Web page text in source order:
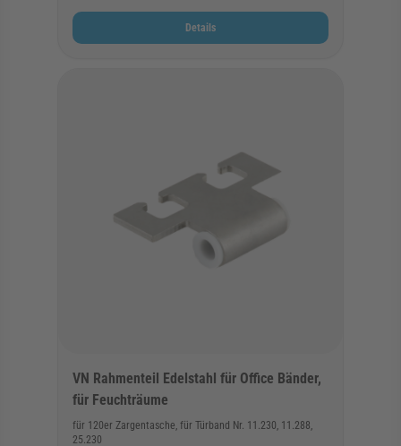
Details
VN Rahmenteil Edelstahl für Office Bänder,
für Feuchträume
für 120er Zargentasche, für Türband Nr. 11.230, 11.288,
25.230